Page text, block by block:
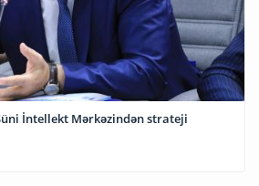
İntellekt Mərkəzindən strateji